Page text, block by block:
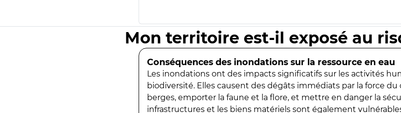
Mon territoire est-il exposé au
Conséquences des inondations sur la ressource en eau
Les inondations ont des impacts significatifs sur les activités
biodiversité. Elles causent des dégâts immédiats par la force
berges, emporter la faune et la flore, et mettre en danger la
infrastructures et les biens matériels sont également